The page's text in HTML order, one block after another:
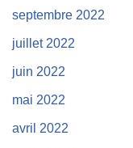
septembre 2022
juillet 2022
juin 2022
mai 2022
avril 2022